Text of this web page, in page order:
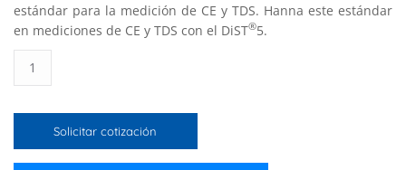
estándar para la medición de CE y TDS. Hanna este estándar
en mediciones de CE y TDS con el DiST®5.
portátil
CE/TDS/temperatura
DiST®5Solicitar cotización